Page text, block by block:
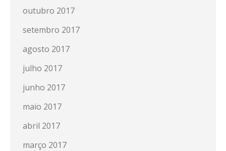
outubro 2017
setembro 2017
agosto 2017
julho 2017
junho 2017
maio 2017
abril 2017
março 2017